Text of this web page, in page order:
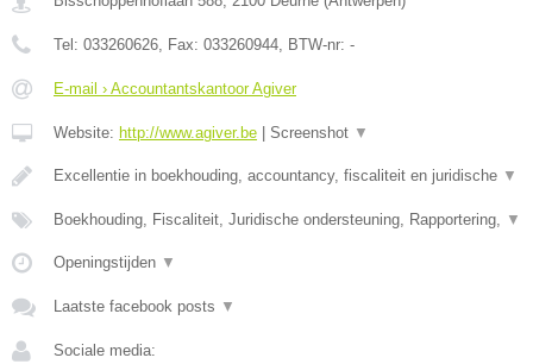
Tel: 033260626, Fax: 033260944, BTW-nr: -
E-mail › Accountantskantoor Agiver
Website: http://www.agiver.be Screenshot ▼
Excellentie in boekhouding, accountancy, fiscaliteit en juridische ▼
Boekhouding, Fiscaliteit, Juridische ondersteuning, Rapportering, ▼
Openingstijden ▼
Laatste facebook posts ▼
Sociale media: